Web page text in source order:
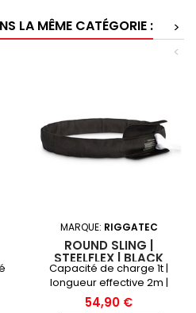
LA MÊME CATÉGORIE :
>
<
MARQUE: RIGGATEC
ROUND SLING |
STEELFLEX | BLACK
Capacité de charge 1t |
longueur effective 2m |
circonférence 4m
Prix
54,90 €